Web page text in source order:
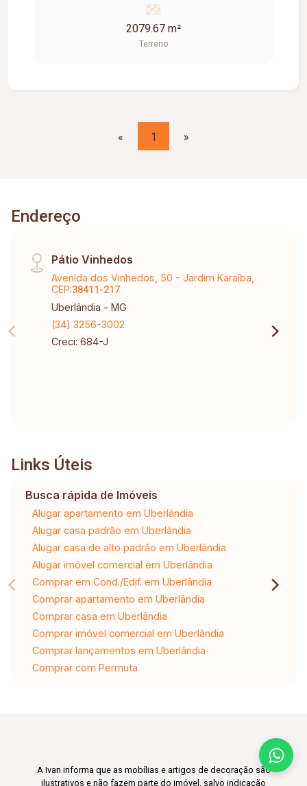
2079.67 m²
Terreno
« 1 »
Endereço
Pátio Vinhedos
Avenida dos Vinhedos, 50 - Jardim Karaíba,
CEP:38411-217
Uberlândia - MG
(34) 3256-3002
Creci: 684-J
Links Úteis
Busca rápida de Imóveis
Alugar apartamento em Uberlândia
Alugar casa padrão em Uberlândia
Alugar casa de alto padrão em Uberlândia
Alugar imóvel comercial em Uberlândia
Comprar em Cond./Edif. em Uberlândia
Comprar apartamento em Uberlândia
Comprar casa em Uberlândia
Comprar imóvel comercial em Uberlândia
Comprar lançamentos em Uberlândia
Comprar com Permuta
A Ivan informa que as mobílias e artigos de decoração são
ilustrativos e não fazem parte do imóvel, salvo indicação